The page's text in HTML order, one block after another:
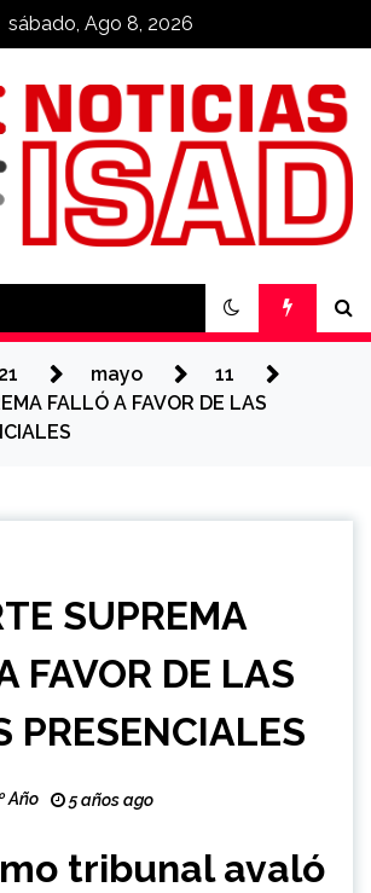
sábado, Ago 8, 2026
ISAD
POR NUESTROS
mayo
11
FALLÓ A FAVOR DE LAS
SUPREMA
FAVOR DE LAS
PRESENCIALES
Año 5 años ago
tribunal avaló